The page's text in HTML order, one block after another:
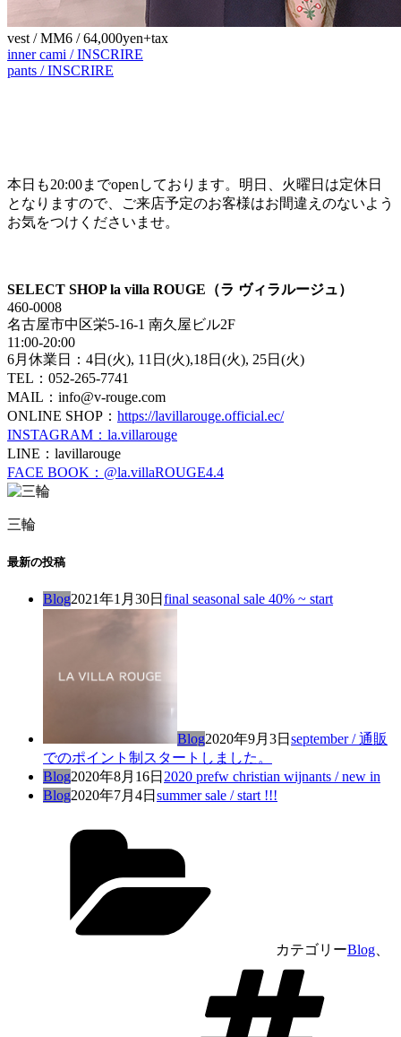
vest / MM6 / 64,000yen+tax
inner cami / INSCRIRE
pants / INSCRIRE
本日も20:00までopenしております。明日、火曜日は定休日
となりますので、ご来店予定のお客様はお間違えのないよう
お気をつけくださいませ。
SELECT SHOP la villa ROUGE（ラ ヴィラルージュ）
460-0008
名古屋市中区栄5-16-1 南久屋ビル2F
11:00-20:00
6月休業日：4日(火), 11日(火),18日(火), 25日(火)
TEL：052-265-7741
MAIL：info@v-rouge.com
ONLINE SHOP： https://lavillarouge.official.ec/
INSTAGRAM：la.villarouge
LINE：lavillarouge
FACE BOOK：@la.villaROUGE4.4
三輪
最新の投稿
Blog2021年1月30日 final seasonal sale 40% ~ start
Blog2020年9月3日 september / 通販
でのポイント制スタートしました。
Blog2020年8月16日 2020 prefw christian wijnants / new in
Blog2020年7月4日 summer sale / start !!!
カテゴリーBlog